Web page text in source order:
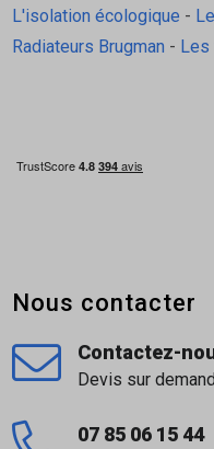
L'isolation écologique -
Radiateurs Brugman -
Nous contacter
Contactez-
Devis sur
07 85 06 15 44